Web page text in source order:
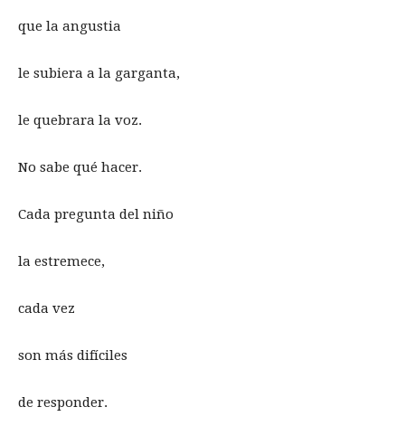
que la angustia
le subiera a la garganta,
le quebrara la voz.
No sabe qué hacer.
Cada pregunta del niño
la estremece,
cada vez
son más difíciles
de responder.